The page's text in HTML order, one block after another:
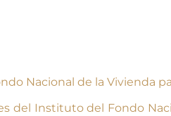
Nacional de la Vivienda
del Instituto del Fondo